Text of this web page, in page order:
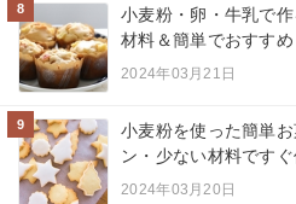
8
小麦粉・卵・牛乳で
材料＆簡単でおすすめ
2024年03月21日
9
小麦粉を使った簡単
ン・少ない材料ですぐ
2024年03月20日